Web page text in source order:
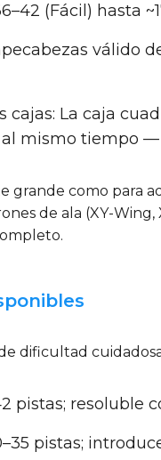
(Fácil) hasta
válido
cajas: La caja
mismo tiempo
grande como para
de ala (XY-
dificultad
pistas; resoluble
pistas;